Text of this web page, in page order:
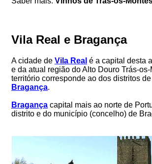
Vila Real e Bragança
A cidade de Vila Real é a capital desta
e da atual região do Alto Douro Trás-
território corresponde ao dos distritos
Bragança.
Bragança capital mais ao norte de
distrito e do município (concelho) de